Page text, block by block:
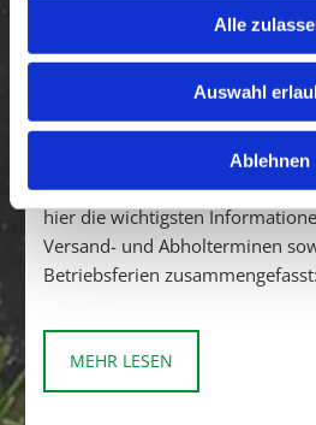
Alle
Auswahl
Ablehnen
25/11/2025
ANGEPASSTE
JAHRESWECHSEL &
Damit wir Sie vor den
der gewünschten Ware
hier die wichtigsten
Versand- und Abholterminen
Betriebsferien zusammengefasst:
MEHR LESEN